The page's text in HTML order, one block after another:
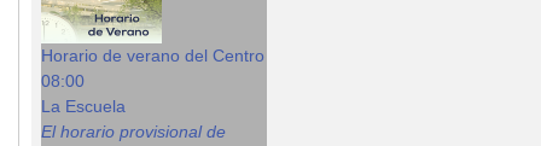
Horario de verano del Centro
08:00
La Escuela
El horario provisional de